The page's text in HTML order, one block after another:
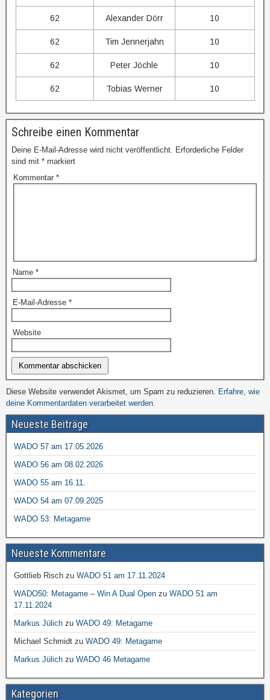
62 Alexander Dörr 10
62 Tim Jennerjahn 10
62 Peter Jöchle 10
62 Tobias Werner 10
Schreibe einen Kommentar
Deine E-Mail-Adresse wird nicht veröffentlicht.
Erforderliche Felder
sind mit * markiert
Kommentar *
Name *
E-Mail-Adresse *
Website
Diese Website verwendet Akismet, um Spam zu reduzieren.
Erfahre, wie
deine Kommentardaten verarbeitet werden.
Neueste Beiträge
WADO 57 am 17.05.2026
WADO 56 am 08.02.2026
WADO 55 am 16.11.
WADO 54 am 07.09.2025
WADO 53: Metagame
Neueste Kommentare
Gottlieb Risch zu WADO 51 am 17.11.2024
WADO50: Metagame – Win A Dual Open zu WADO 51 am
17.11.2024
Markus Jülich zu WADO 49: Metagame
Michael Schmidt zu WADO 49: Metagame
Markus Jülich zu WADO 46 Metagame
Kategorien